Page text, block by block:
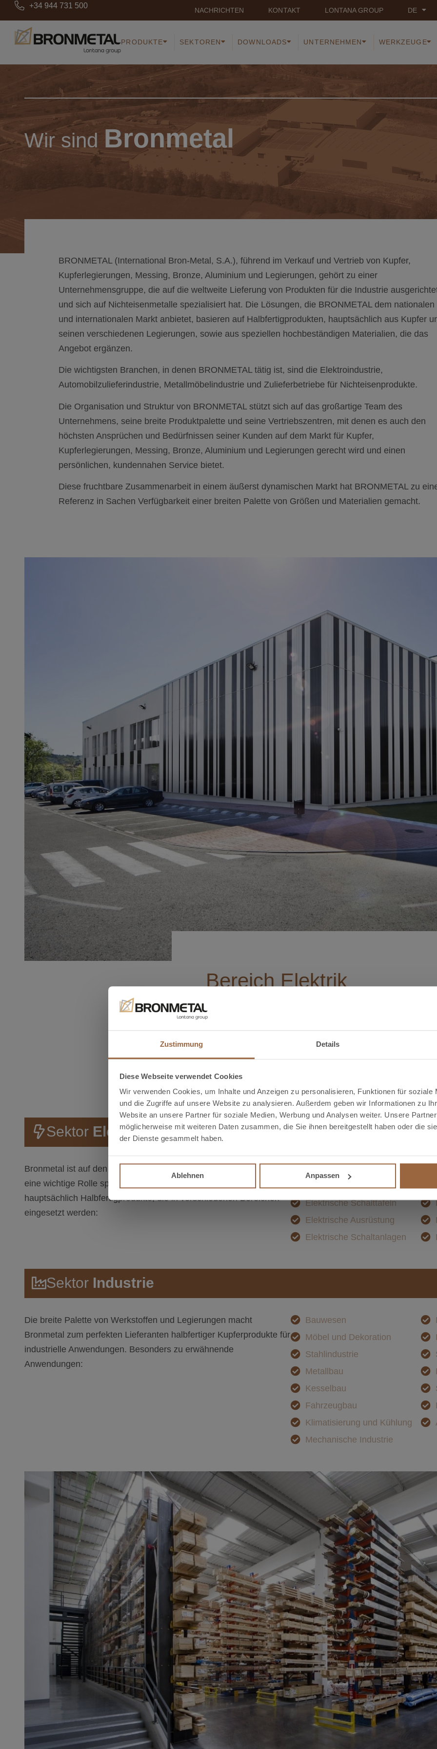
Zustimmung Details
Diese Webseite verwendet Cookies
Wir verwenden Cookies, um Inhalte und Anzeigen zu personalisieren, Funktionen für soziale
und die Zugriffe auf unsere Website zu analysieren. Außerdem geben wir Informationen zu
Website an unsere Partner für soziale Medien, Werbung und Analysen weiter. Unsere
möglicherweise mit weiteren Daten zusammen, die Sie ihnen bereitgestellt haben oder die
der Dienste gesammelt haben.
Ablehnen Anpassen
+34 944 731 500
NACHRICHTEN KONTAKT LONTANA GROUP DE
PRODUKTE SEKTOREN DOWNLOADS UNTERNEHMEN WERKZEUGE
Wir sind Bronmetal
BRONMETAL (International Bron-Metal, S.A.), führend im Verkauf und Vertrieb von Kupfer,
Kupferlegierungen, Messing, Bronze, Aluminium und Legierungen, gehört zu einer
Unternehmensgruppe, die auf die weltweite Lieferung von Produkten für die Industrie
und sich auf Nichteisenmetalle spezialisiert hat. Die Lösungen, die BRONMETAL dem nationalen
und internationalen Markt anbietet, basieren auf Halbfertigprodukten, hauptsächlich aus Kupfer
seinen verschiedenen Legierungen, sowie aus speziellen hochbeständigen Materialien, die das
Angebot ergänzen.
Die wichtigsten Branchen, in denen BRONMETAL tätig ist, sind die Elektroindustrie,
Automobilzulieferindustrie, Metallmöbelindustrie und Zulieferbetriebe für Nichteisenprodukte.
Die Organisation und Struktur von BRONMETAL stützt sich auf das großartige Team des
Unternehmens, seine breite Produktpalette und seine Vertriebszentren, mit denen es auch den
höchsten Ansprüchen und Bedürfnissen seiner Kunden auf dem Markt für Kupfer,
Kupferlegierungen, Messing, Bronze, Aluminium und Legierungen gerecht wird und einen
persönlichen, kundennahen Service bietet.
Diese fruchtbare Zusammenarbeit in einem äußerst dynamischen Markt hat BRONMETAL zu
Referenz in Sachen Verfügbarkeit einer breiten Palette von Größen und Materialien gemacht.
Bereich Elektrik
von Halbfertigprodukten (Stangen, Profile, Bleche, usw.)
entsprechend den vom Kunden gewünschten
Sektor Elektrik
Bronmetal ist auf den Elektrobereich spezialisiert, in dem Kupfer
eine wichtige Rolle spielt. Zu diesem Zweck liefert Bronmetal
hauptsächlich Halbfertigprodukte, die in verschiedenen Bereichen
eingesetzt werden:
Elektroinstallationen
Elektrische Schalttafeln
Elektrische Ausrüstung
Elektrische Schaltanlagen
Sektor Industrie
Die breite Palette von Werkstoffen und Legierungen macht
Bronmetal zum perfekten Lieferanten halbfertiger Kupferprodukte für
industrielle Anwendungen. Besonders zu erwähnende
Anwendungen:
Bauwesen
Möbel und Dekoration
Stahlindustrie
Metallbau
Kesselbau
Fahrzeugbau
Klimatisierung und Kühlung
Mechanische Industrie